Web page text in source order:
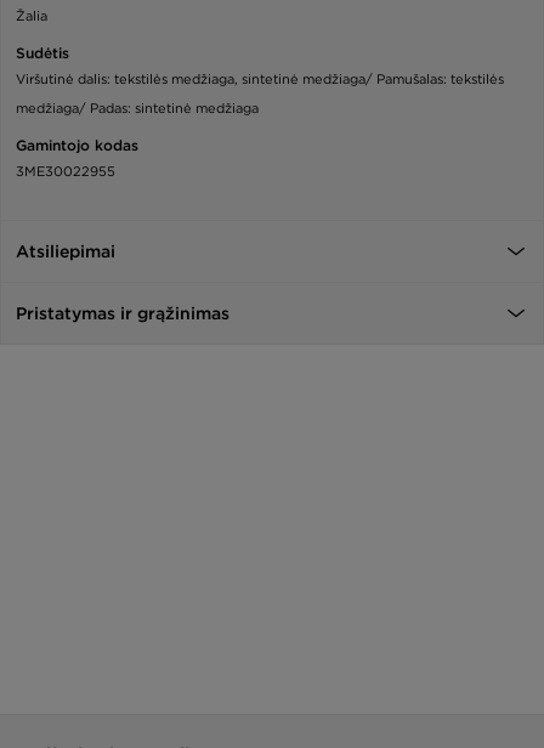
Žalia
Sudėtis
Viršutinė dalis: tekstilės medžiaga, sintetinė medžiaga/ Pamušalas: tekstilės
medžiaga/ Padas: sintetinė medžiaga
Gamintojo kodas
3ME30022955
Atsiliepimai
Pristatymas ir grąžinimas